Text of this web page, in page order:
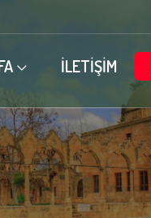
İLETİŞİM